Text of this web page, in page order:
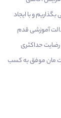
و با ایجاد
آموزشی قدم
حداکثری
مان موفق به کسب